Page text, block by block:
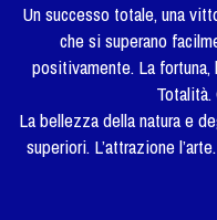
Un successo totale, una
che si superano
positivamente. La
La bellezza della natura e
superiori. L’attrazione